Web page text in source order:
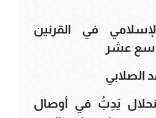
في القرنين
عشر
الصلابي
يَدِبُّ في أوصال